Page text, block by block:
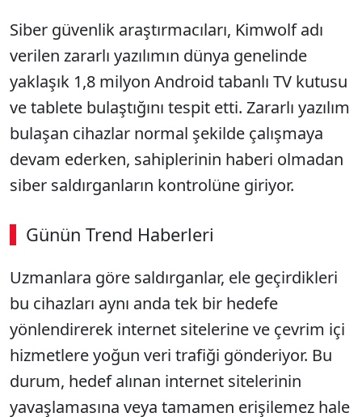
Siber güvenlik araştırmacıları, Kimwolf adı
verilen zararlı yazılımın dünya genelinde
yaklaşık 1,8 milyon Android tabanlı TV kutusu
ve tablete bulaştığını tespit etti. Zararlı yazılım
bulaşan cihazlar normal şekilde çalışmaya
devam ederken, sahiplerinin haberi olmadan
siber saldırganların kontrolüne giriyor.
Günün Trend Haberleri
SÖZCÜ SON DAKİKA
Uzmanlara göre saldırganlar, ele geçirdikleri
bu cihazları aynı anda tek bir hedefe
yönlendirerek internet sitelerine ve çevrim içi
hizmetlere yoğun veri trafiği gönderiyor. Bu
durum, hedef alınan internet sitelerinin
yavaşlamasına veya tamamen erişilemez hale